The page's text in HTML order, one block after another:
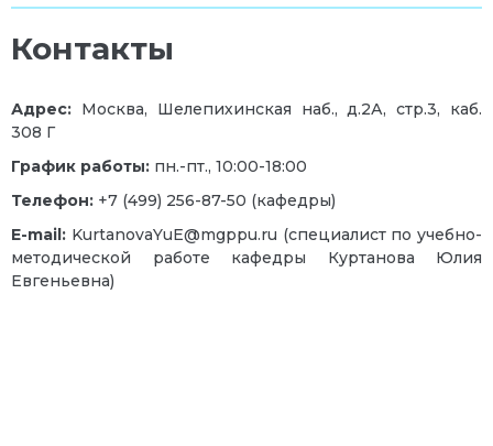
Контакты
Адрес: Москва, Шелепихинская наб., д.2А, стр.3, каб.
308 Г
График работы: пн.-пт., 10:00-18:00
Телефон: +7 (499) 256-87-50 (кафедры)
E-mail: KurtanovaYuE@mgppu.ru (специалист по учебно-
методической работе кафедры Куртанова Юлия
Евгеньевна)